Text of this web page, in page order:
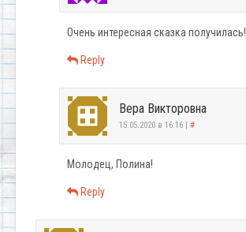
Очень интересная сказка получилась!
Reply
Вера Викторовна
15.05.2020 в 16:16 #
Молодец, Полина!
Reply